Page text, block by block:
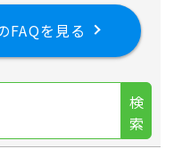
FAQを見る
検
索